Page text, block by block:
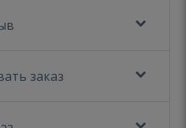
заказ